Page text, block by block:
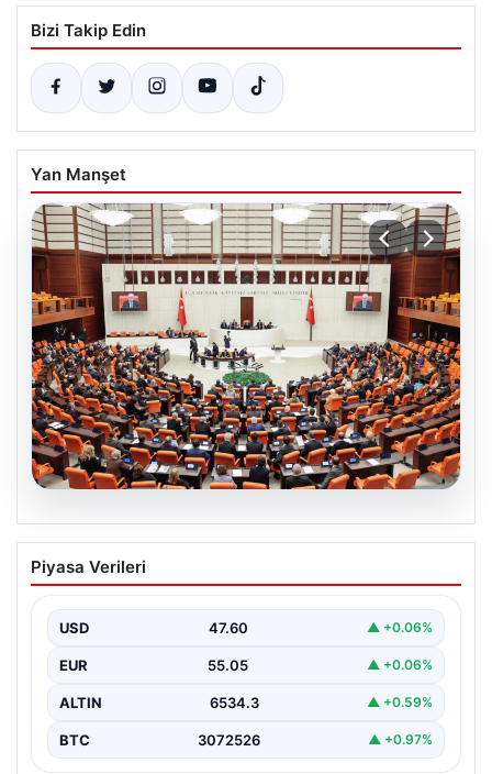
Bizi Takip Edin
Yan Manşet
Önce Tasfiye, Sonra Suçlara Erteleme:
10 Maddede Yeni Süreç Yasası
Güvenlik alanındaki önemli gelişmelerden biri olarak,
yasa…
Piyasa Verileri
USD 47.60 ▲ +0.06%
EUR 55.05 ▲ +0.06%
ALTIN 6534.3 ▲ +0.59%
BTC 3072526 ▲ +0.97%